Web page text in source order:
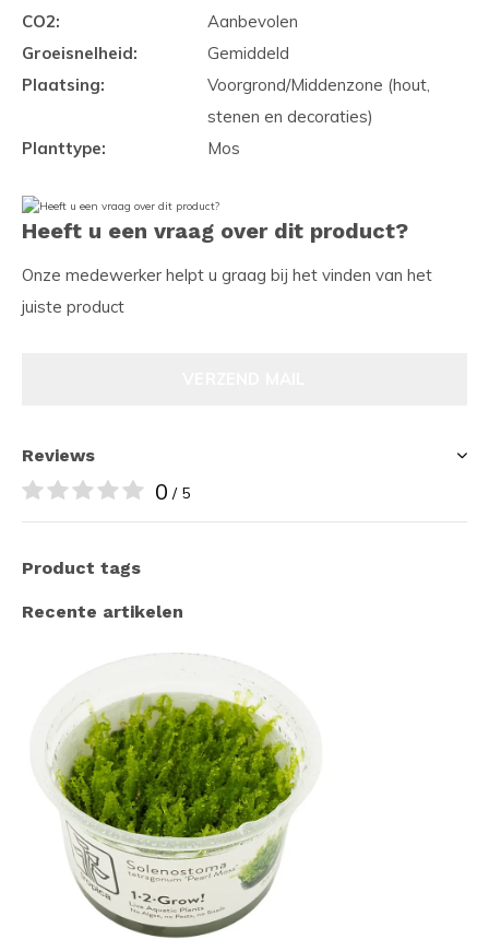
CO2:
Aanbevolen
Groeisnelheid:
Gemiddeld
Plaatsing:
Voorgrond/Middenzone (hout,
stenen en decoraties)
Planttype:
Mos
Heeft u een vraag over dit product?
Onze medewerker helpt u graag bij het vinden van het
juiste product
Reviews
0 / 5
Product tags
Recente artikelen